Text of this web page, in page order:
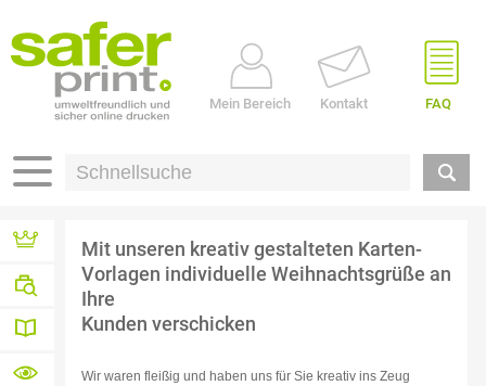
Mein Bereich Kontakt FAQ
Referenzen
Branchen
Druck-
Mit unseren kreativ gestalteten Karten-
Vorlagen individuelle Weihnachtsgrüße an
Ihre
Kunden verschicken
Wir waren fleißig und haben uns für Sie kreativ ins Zeug